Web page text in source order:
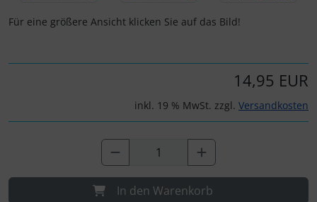
Für eine größere Ansicht klicken Sie auf das Bild!
14,95 EUR
inkl. 19 % MwSt. zzgl. Versandkosten
In den Warenkorb